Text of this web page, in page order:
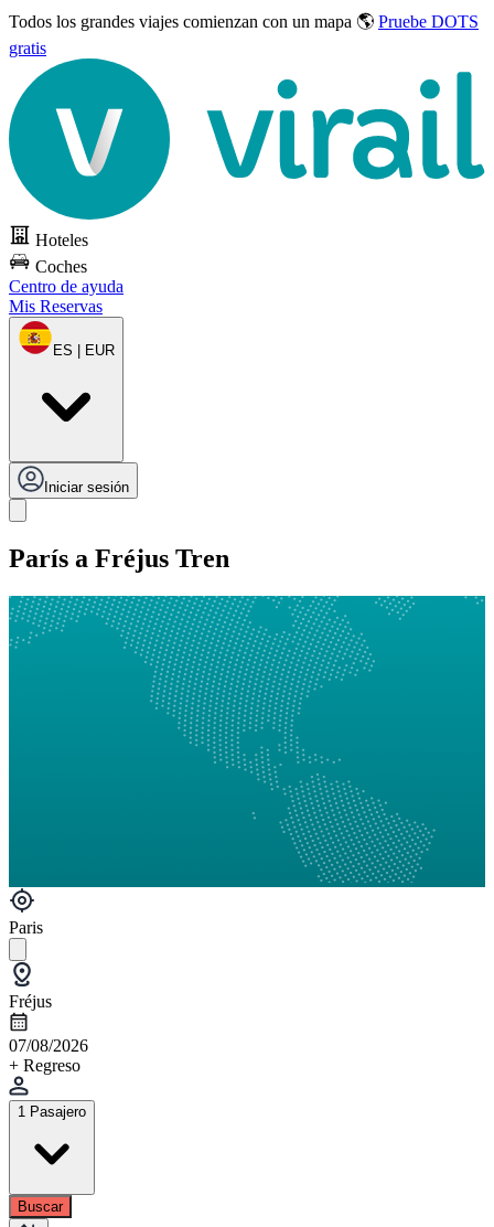
Todos los grandes viajes comienzan con un mapa 🌎 Pruebe DOTS
gratis
Hoteles
Coches
Centro de ayuda
Mis Reservas
ES | EUR
Iniciar sesión
París a Fréjus Tren
Paris
Fréjus
07/08/2026
+ Regreso
1 Pasajero
Buscar